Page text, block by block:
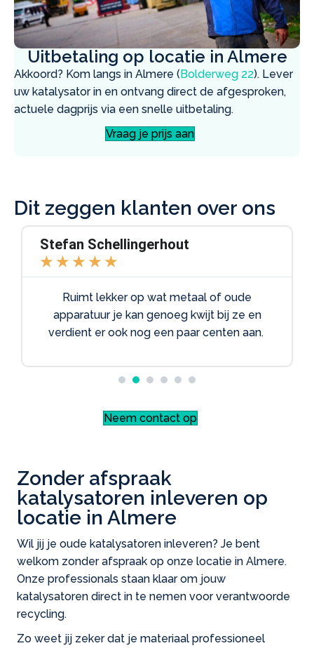
Uitbetaling op locatie in Almere
Akkoord? Kom langs in Almere (Bolderweg 22). Lever
uw katalysator in en ontvang direct de afgesproken,
actuele dagprijs via een snelle uitbetaling.
Vraag je prijs aan
Dit zeggen klanten over ons
Stefan Schellingerhout
★ ★ ★ ★ ★
Ruimt lekker op wat metaal of oude
apparatuur je kan genoeg kwijt bij ze en
verdient er ook nog een paar centen aan.
Neem contact op
Zonder afspraak
katalysatoren inleveren op
locatie in Almere
Wil jij je oude katalysatoren inleveren? Je bent
welkom zonder afspraak op onze locatie in Almere.
Onze professionals staan klaar om jouw
katalysatoren direct in te nemen voor verantwoorde
recycling.
Zo weet jij zeker dat je materiaal professioneel